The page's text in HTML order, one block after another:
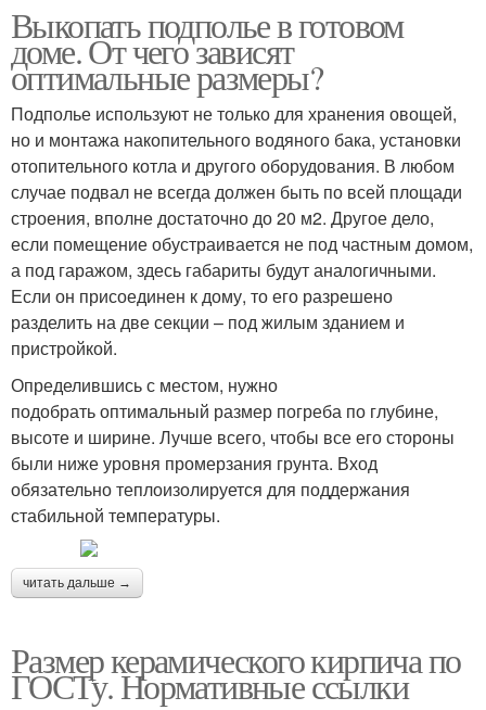
Выкопать подполье в готовом
доме. От чего зависят
оптимальные размеры?
Подполье используют не только для хранения овощей,
но и монтажа накопительного водяного бака, установки
отопительного котла и другого оборудования. В любом
случае подвал не всегда должен быть по всей площади
строения, вполне достаточно до 20 м2. Другое дело,
если помещение обустраивается не под частным домом,
а под гаражом, здесь габариты будут аналогичными.
Если он присоединен к дому, то его разрешено
разделить на две секции – под жилым зданием и
пристройкой.
Определившись с местом, нужно
подобрать оптимальный размер погреба по глубине,
высоте и ширине. Лучше всего, чтобы все его стороны
были ниже уровня промерзания грунта. Вход
обязательно теплоизолируется для поддержания
стабильной температуры.
читать дальше →
Размер керамического кирпича по
ГОСТу. Нормативные ссылки